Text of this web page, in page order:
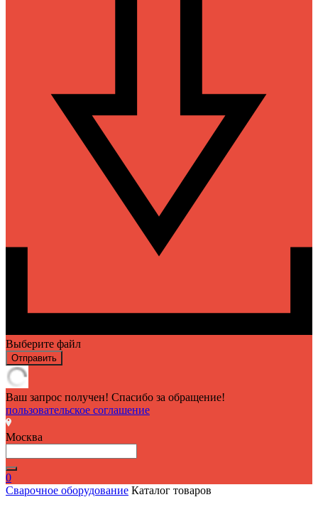
Выберите файл
Отправить
Ваш запрос получен! Спасибо за обращение!
пользовательское соглашение
Москва
0
Сварочное оборудование Каталог товаров